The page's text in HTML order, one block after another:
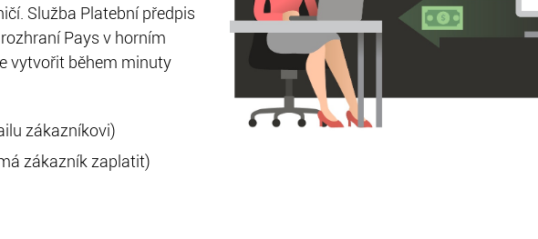
Služba Platební předpis
Pays v horním
vytvořit během minuty
zákazníkovi)
zákazník zaplatit)